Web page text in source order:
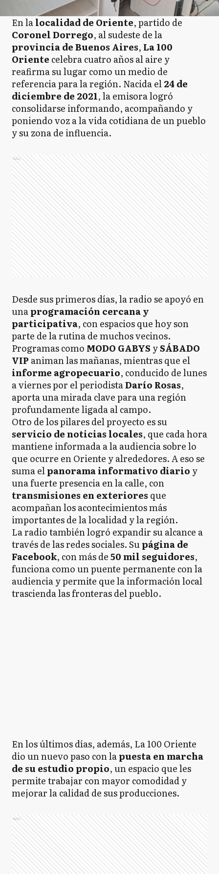
En lalocalidad de Oriente, partido de
Coronel Dorrego, al sudeste de la
provincia de Buenos Aires, La 100
Oriente celebra cuatro años al aire y
reafirma su lugar como un medio de
referencia para la región. Nacida el24 de
diciembre de 2021, la emisora logró
consolidarse informando, acompañando y
poniendo voz a la vida cotidiana de un pueblo
y su zona de influencia.
Ads
Desde sus primeros días, la radio se apoyó en
unaprogramación cercana y
participativa, con espacios que hoy son
parte de la rutina de muchos vecinos.
Programas como MODO GABYS ySÁBADO
VIP animan las mañanas, mientras que el
informe agropecuario, conducido de lunes
a viernes por el periodistaDarío Rosas,
aporta una mirada clave para una región
profundamente ligada al campo.
Otro de los pilares del proyecto es su
servicio de noticias locales, que cada hora
mantiene informada a la audiencia sobre lo
que ocurre en Oriente y alrededores. A eso se
suma elpanorama informativo diario y
una fuerte presencia en la calle, con
transmisiones en exteriores que
acompañan los acontecimientos más
importantes de la localidad y la región.
La radio también logró expandir su alcance a
través de las redes sociales. Supágina de
Facebook, con más de50 mil seguidores,
funciona como un puente permanente con la
audiencia y permite que la información local
trascienda las fronteras del pueblo.
En los últimos días, además, La 100 Oriente
dio un nuevo paso con lapuesta en marcha
de su estudio propio, un espacio que les
permite trabajar con mayor comodidad y
mejorar la calidad de sus producciones.
Ads